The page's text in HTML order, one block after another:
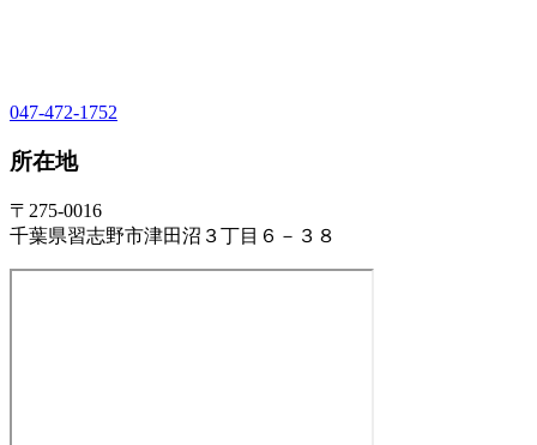
047-472-1752
所在地
〒275-0016
千葉県習志野市津田沼３丁目６－３８